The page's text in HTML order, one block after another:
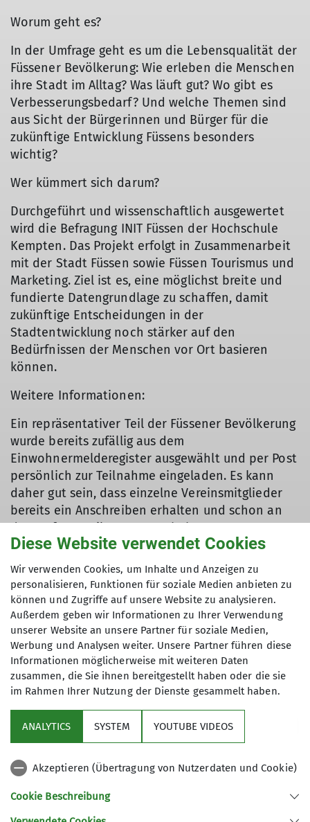
Worum geht es?
In der Umfrage geht es um die Lebensqualität der
Füssener Bevölkerung: Wie erleben die Menschen
ihre Stadt im Alltag? Was läuft gut? Wo gibt es
Verbesserungsbedarf? Und welche Themen sind
aus Sicht der Bürgerinnen und Bürger für die
zukünftige Entwicklung Füssens besonders
wichtig?
Wer kümmert sich darum?
Durchgeführt und wissenschaftlich ausgewertet
wird die Befragung INIT Füssen der Hochschule
Kempten. Das Projekt erfolgt in Zusammenarbeit
mit der Stadt Füssen sowie Füssen Tourismus und
Marketing. Ziel ist es, eine möglichst breite und
fundierte Datengrundlage zu schaffen, damit
zukünftige Entscheidungen in der
Stadtentwicklung noch stärker auf den
Bedürfnissen der Menschen vor Ort basieren
können.
Weitere Informationen:
Ein repräsentativer Teil der Füssener Bevölkerung
wurde bereits zufällig aus dem
Einwohnermelderegister ausgewählt und per Post
persönlich zur Teilnahme eingeladen. Es kann
daher gut sein, dass einzelne Vereinsmitglieder
bereits ein Anschreiben erhalten und schon an
der Umfrage teilgenommen haben.
maximal 10 Minuten und ist natürlich freiwillig,
anonym und kostenlos.
https://www.reqrd.com/qr/753498a63728
Service
Diese Website verwendet Cookies
Wir verwenden Cookies, um Inhalte und Anzeigen zu
personalisieren, Funktionen für soziale Medien anbieten zu
können und Zugriffe auf unsere Website zu analysieren.
Außerdem geben wir Informationen zu Ihrer Verwendung
unserer Website an unsere Partner für soziale Medien,
Werbung und Analysen weiter. Unsere Partner führen diese
Informationen möglicherweise mit weiteren Daten
zusammen, die Sie ihnen bereitgestellt haben oder die sie
im Rahmen Ihrer Nutzung der Dienste gesammelt haben.
ANALYTICS SYSTEM YOUTUBE VIDEOS
Akzeptieren (Übertragung von Nutzerdaten und Cookie)
Cookie Beschreibung